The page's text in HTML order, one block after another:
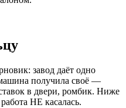
завод даёт одно
получила своё —
в двери, ромбик. Ниже
НЕ касалась.